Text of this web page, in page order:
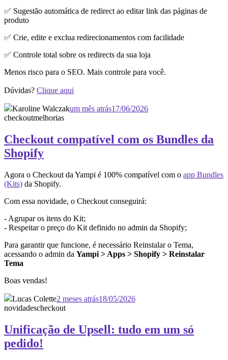
✅ Sugestão automática de redirect ao editar link das páginas de
produto
✅ Crie, edite e exclua redirecionamentos com facilidade
✅ Controle total sobre os redirects da sua loja
Menos risco para o SEO. Mais controle para você.
Dúvidas? Clique aqui
Karoline Walczakum mês atrás17/06/2026
checkoutmelhorias
Checkout compatível com os Bundles da
Shopify
Agora o Checkout da Yampi é 100% compatível com o app Bundles
(Kits) da Shopify.
Com essa novidade, o Checkout conseguirá:
- Agrupar os itens do Kit;
- Respeitar o preço do Kit definido no admin da Shopify;
Para garantir que funcione, é necessário Reinstalar o Tema,
acessando o admin da Yampi > Apps > Shopify > Reinstalar
Tema
Boas vendas!
Lucas Colette2 meses atrás18/05/2026
novidadescheckout
Unificação de Upsell: tudo em um só
pedido!